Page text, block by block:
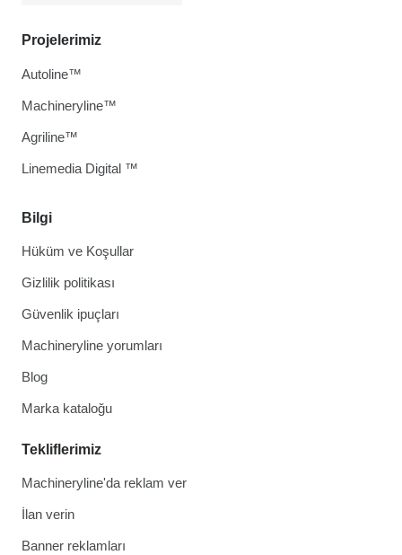
Bilgi
Hüküm ve Koşullar
Gizlilik politikası
Güvenlik ipuçları
Machineryline yorumları
Blog
Marka kataloğu
Tekliflerimiz
Machineryline'da reklam ver
İlan verin
Banner reklamları
Projelerimiz
Autoline™
Machineryline™
Agriline™
Linemedia Digital ™